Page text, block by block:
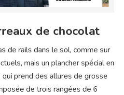
de chocolat
de rails dans le sol, comme sur
mais un plancher spécial en
prend des allures de grosse
de trois rangées de 6